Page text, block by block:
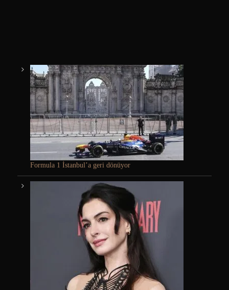
Formula 1 İstanbul’a geri dönüyor